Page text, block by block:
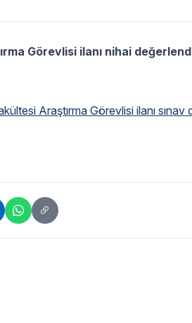
Görevlisi ilanı nihai
Araştırma Görevlisi ilanı